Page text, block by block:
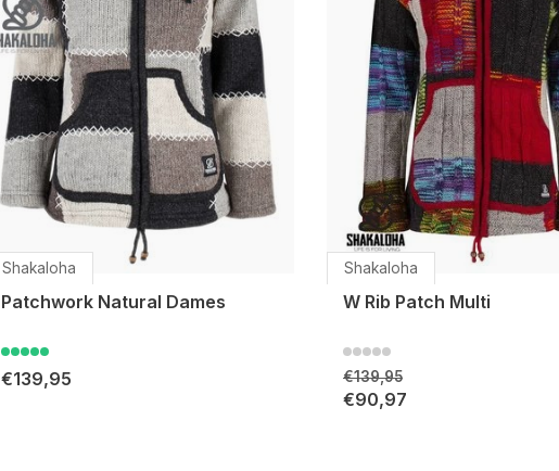
Shakaloha
Patchwork Natural Dames
€139,95
Shakaloha
W Rib Patch Multi
€139,95
€90,97